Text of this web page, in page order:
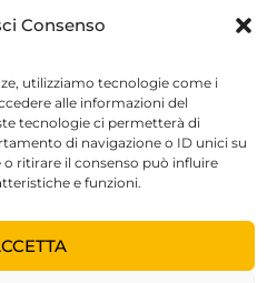
Consenso
utilizziamo tecnologie come i
alle informazioni del
tecnologie ci permetterà di
di navigazione o ID unici su
ritirare il consenso può influire
e funzioni.
INTENSIVA – Involucri,